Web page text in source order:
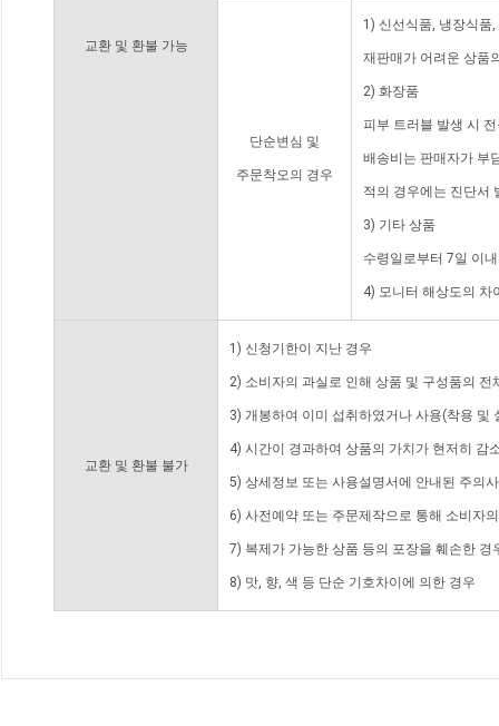
교환 및 환불 가능
단순변심 및
주문착오의 경우
1) 신선식품, 냉장식품
재판매가 어려운 상품
2) 화장품
피부 트러블 발생 시
배송비는 판매자가 부
적의 경우에는 진단서
3) 기타 상품
수령일로부터 7일 이
4) 모니터 해상도의 차
교환 및 환불 불가
1) 신청기한이 지난 경우
2) 소비자의 과실로 인해 상품 및 구성품의
3) 개봉하여 이미 섭취하였거나 사용(착용 및
4) 시간이 경과하여 상품의 가치가 현저히 감
5) 상세정보 또는 사용설명서에 안내된 주의
6) 사전예약 또는 주문제작으로 통해 소비자
7) 복제가 가능한 상품 등의 포장을 훼손한 경
8) 맛, 향, 색 등 단순 기호차이에 의한 경우